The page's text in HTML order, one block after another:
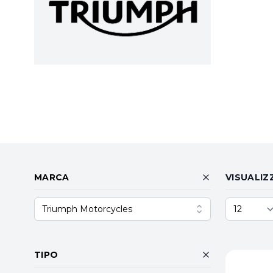
MARCA
Triumph Motorcycles
TIPO